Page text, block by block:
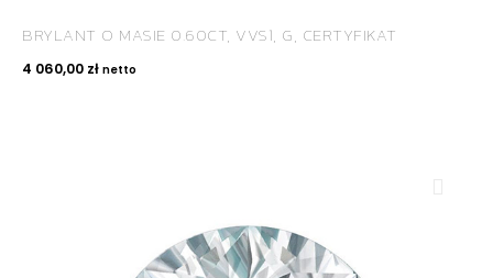
BRYLANT O MASIE 0.60CT, VVS1, G, CERTYFIKAT
4 060,00 zł netto